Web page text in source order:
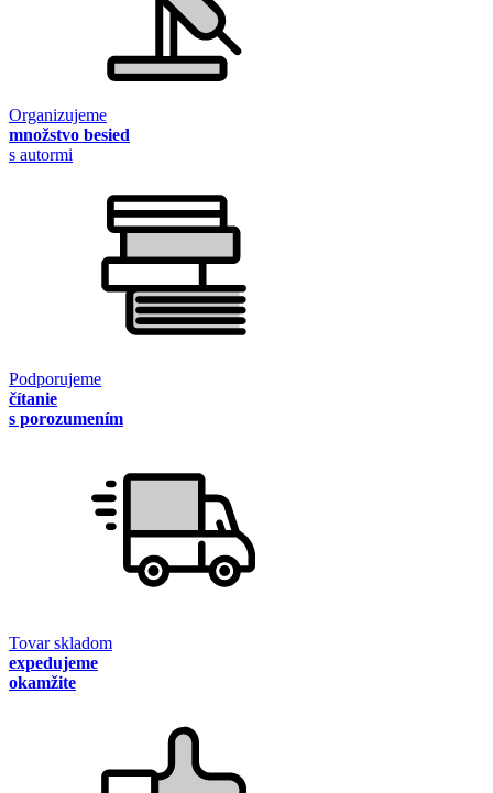
Organizujeme
množstvo besied
s autormi
Podporujeme
čítanie
s porozumením
Tovar skladom
expedujeme
okamžite